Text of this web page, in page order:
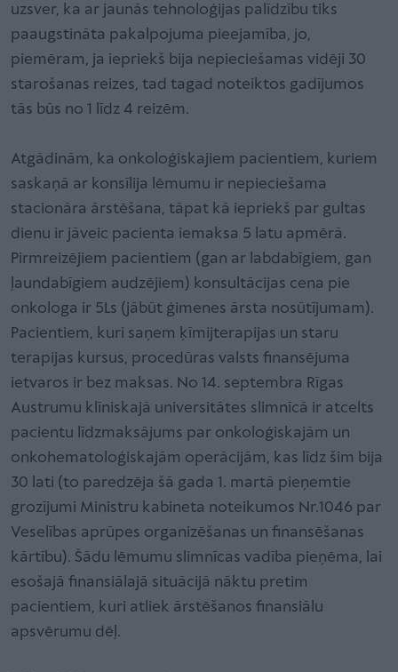
uzsver, ka ar jaunās tehnoloģijas palīdzību tiks
paaugstināta pakalpojuma pieejamība, jo,
piemēram, ja iepriekš bija nepieciešamas vidēji 30
starošanas reizes, tad tagad noteiktos gadījumos
tās būs no 1 līdz 4 reizēm.
Atgādinām, ka onkoloģiskajiem pacientiem, kuriem
saskaņā ar konsīlija lēmumu ir nepieciešama
stacionāra ārstēšana, tāpat kā iepriekš par gultas
dienu ir jāveic pacienta iemaksa 5 latu apmērā.
Pirmreizējiem pacientiem (gan ar labdabīgiem, gan
ļaundabīgiem audzējiem) konsultācijas cena pie
onkologa ir 5Ls (jābūt ģimenes ārsta nosūtījumam).
Pacientiem, kuri saņem ķīmijterapijas un staru
terapijas kursus, procedūras valsts finansējuma
ietvaros ir bez maksas. No 14. septembra Rīgas
Austrumu klīniskajā universitātes slimnīcā ir atcelts
pacientu līdzmaksājums par onkoloģiskajām un
onkohematoloģiskajām operācijām, kas līdz šim bija
30 lati (to paredzēja šā gada 1. martā pieņemtie
grozījumi Ministru kabineta noteikumos Nr.1046 par
Veselības aprūpes organizēšanas un finansēšanas
kārtību). Šādu lēmumu slimnīcas vadība pieņēma, lai
esošajā finansiālajā situācijā nāktu pretim
pacientiem, kuri atliek ārstēšanos finansiālu
apsvērumu dēļ.